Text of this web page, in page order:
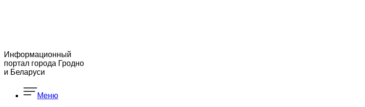
Информационный
портал города Гродно
и Беларуси
Меню